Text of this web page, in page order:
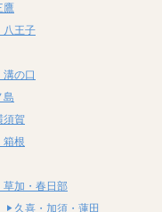
鷹
八王子
溝の口
島
須賀
箱根
草加・春日部
久喜・加須・蓮田